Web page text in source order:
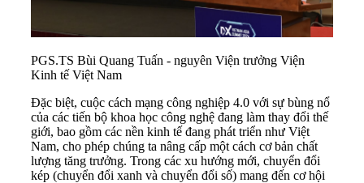
PGS.TS Bùi Quang Tuấn - nguyên Viện trưởng Viện
Kinh tế Việt Nam
Đặc biệt, cuộc cách mạng công nghiệp 4.0 với sự bùng nổ
của các tiến bộ khoa học công nghệ đang làm thay đổi thế
giới, bao gồm các nền kinh tế đang phát triển như Việt
Nam, cho phép chúng ta nâng cấp một cách cơ bản chất
lượng tăng trưởng. Trong các xu hướng mới, chuyển đổi
kép (chuyển đổi xanh và chuyển đổi số) mang đến cơ hội